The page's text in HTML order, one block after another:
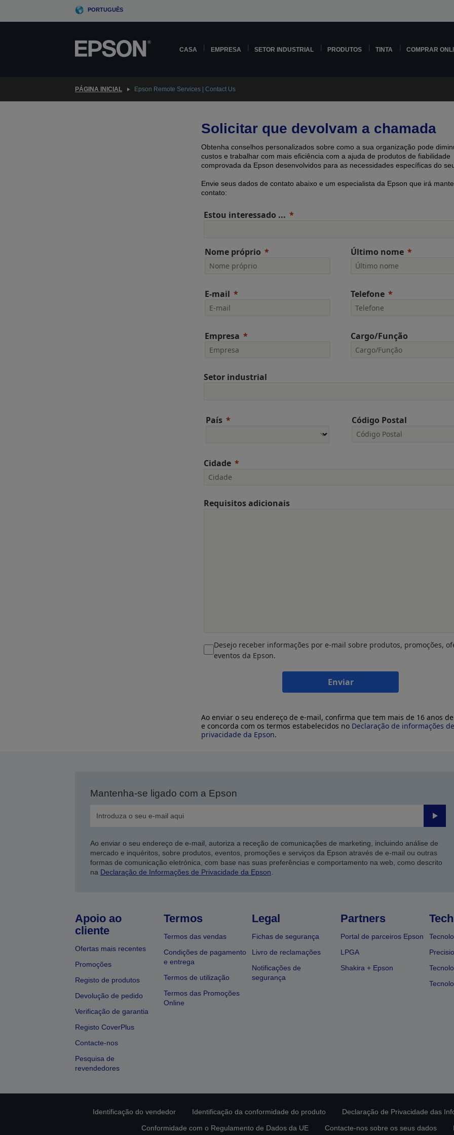
PORTUGUÊS
CASA EMPRESA SETOR INDUSTRIAL PRODUTOS TINTA COMPRAR
PÁGINA INICIAL Epson Remote Services | Contact Us
Solicitar que devolvam a chamada
Obtenha conselhos personalizados sobre como a sua organização pode
custos e trabalhar com mais eficiência com a ajuda de produtos de fiabilidade
comprovada ​​da Epson desenvolvidos para as necessidades específicas do
Envie seus dados de contato abaixo e um especialista da Epson que irá
contato:
Estou interessado ...
Nome próprio Último nome
E-mail Telefone
Empresa Cargo/Função
Setor industrial
País Código Postal
Cidade
Requisitos adicionais
Desejo receber informações por e-mail sobre produtos, promoções,
eventos da Epson.
Enviar
Ao enviar o seu endereço de e-mail, confirma que tem mais de 16 anos
e concorda com os termos estabelecidos no Declaração de informações de
privacidade da Epson.
Mantenha-se ligado com a Epson
Enviar
Ao enviar o seu endereço de e-mail, autoriza a receção de comunicações de marketing, incluindo análise de
mercado e inquéritos, sobre produtos, eventos, promoções e serviços da Epson através de e-mail ou outras
formas de comunicação eletrónica, com base nas suas preferências e comportamento na web, como descrito
na Declaração de Informações de Privacidade da Epson
Apoio ao
cliente
Ofertas mais recentes
Promoções
Registo de produtos
Devolução de pedido
Verificação de garantia
Registo CoverPlus
Contacte-nos
Pesquisa de
revendedores
Termos
Termos das vendas
Condições de pagamento
e entrega
Termos de utilização
Termos das Promoções
Online
Legal
Fichas de segurança
Livro de reclamações
Notificações de
segurança
Partners
Portal de parceiros Epson
LPGA
Shakira + Epson
Identificação do vendedor Identificação da conformidade do produto Declaração de Privacidade das
Conformidade com o Regulamento de Dados da UE
Contacte-nos sobre os seus dados